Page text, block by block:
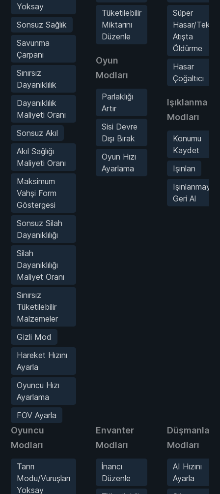
Yoksay
Sonsuz Sağlık
Savunma
Çarpanı
Sınırsız
Dayanıklılık
Dayanıklılık
Maliyeti Oranı
Sonsuz Akıl
Akıl Sağlığı
Maliyeti Oranı
Maksimum
Vahşi Form
Göstergesi
Sonsuz Silah
Dayanıklılığı
Silah
Dayanıklılığı
Maliyet Oranı
Sınırsız
Tüketilebilir
Malzemeler
Gizli Mod
Hareket Hızını
Ayarla
Oyuncu Hızı
Ayarlama
FOV Ayarla
Tüketilebilir
Miktarını
Düzenle
Oyun
Modları
Parlaklığı
Artır
Sisi Devre
Dışı Bırak
Oyun Hızı
Ayarlama
Süper
Hasar/Tek
Atışta
Öldürme
Hasar
Çoğaltıcı
Işıklanma
Modları
Konumu
Kaydet
Işınlan
Işınlanmayı
Geri Al
Oyuncu
Modları
Tanrı
Modu/Vuruşları
Yoksay
Envanter
Modları
İnancı
Düzenle
Düşmanlar
Modları
AI Hızını
Ayarla